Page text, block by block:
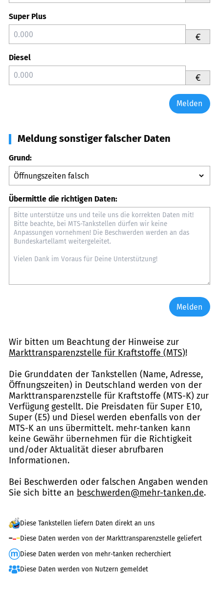
Super Plus
€
Diesel
€
Melden
Meldung sonstiger falscher Daten
Grund:
Übermittle die richtigen Daten:
Melden
Wir bitten um Beachtung der Hinweise zur
Markttransparenzstelle für Kraftstoffe (MTS)!
Die Grunddaten der Tankstellen (Name, Adresse,
Öffnungszeiten) in Deutschland werden von der
Markttransparenzstelle für Kraftstoffe (MTS-K) zur
Verfügung gestellt. Die Preisdaten für Super E10,
Super (E5) und Diesel werden ebenfalls von der
MTS-K an uns übermittelt. mehr-tanken kann
keine Gewähr übernehmen für die Richtigkeit
und/oder Aktualität dieser abrufbaren
Informationen.
Bei Beschwerden oder falschen Angaben wenden
Sie sich bitte an beschwerden@mehr-tanken.de.
Diese Tankstellen liefern Daten direkt an uns
Diese Daten werden von der Markttransparenzstelle geliefert
Diese Daten werden von mehr-tanken recherchiert
Diese Daten werden von Nutzern gemeldet